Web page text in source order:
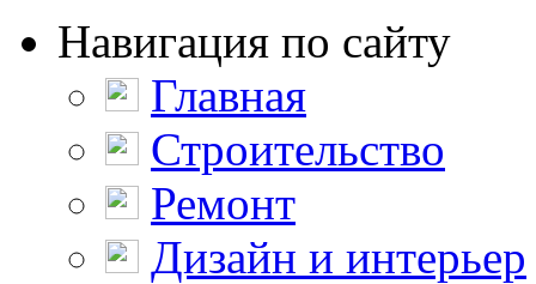
Навигация по сайту
Главная
Строительство
Ремонт
Дизайн и интерьер